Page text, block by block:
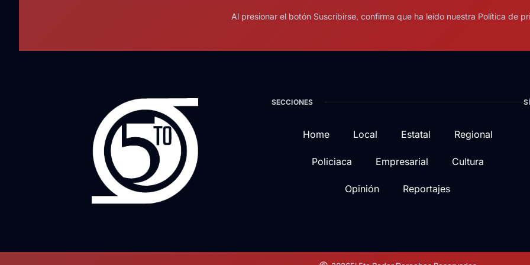
Al presionar el botón Suscribirse, confirma que ha leído nuestra Política de
SECCIONES
Home Local Estatal Regional
Policiaca Empresarial Cultura
Opinión Reportajes